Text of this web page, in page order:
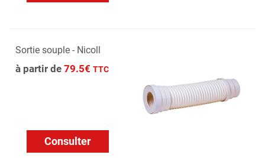
Sortie souple - Nicoll
à partir de 79.5€ TTC
Consulter